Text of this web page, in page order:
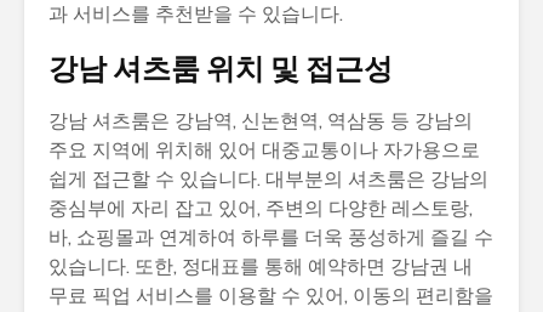
과 서비스를 추천받을 수 있습니다.
강남 셔츠룸 위치 및 접근성
강남 셔츠룸은 강남역, 신논현역, 역삼동 등 강남의
주요 지역에 위치해 있어 대중교통이나 자가용으로
쉽게 접근할 수 있습니다. 대부분의 셔츠룸은 강남의
중심부에 자리 잡고 있어, 주변의 다양한 레스토랑,
바, 쇼핑몰과 연계하여 하루를 더욱 풍성하게 즐길 수
있습니다. 또한, 정대표를 통해 예약하면 강남권 내
무료 픽업 서비스를 이용할 수 있어, 이동의 편리함을